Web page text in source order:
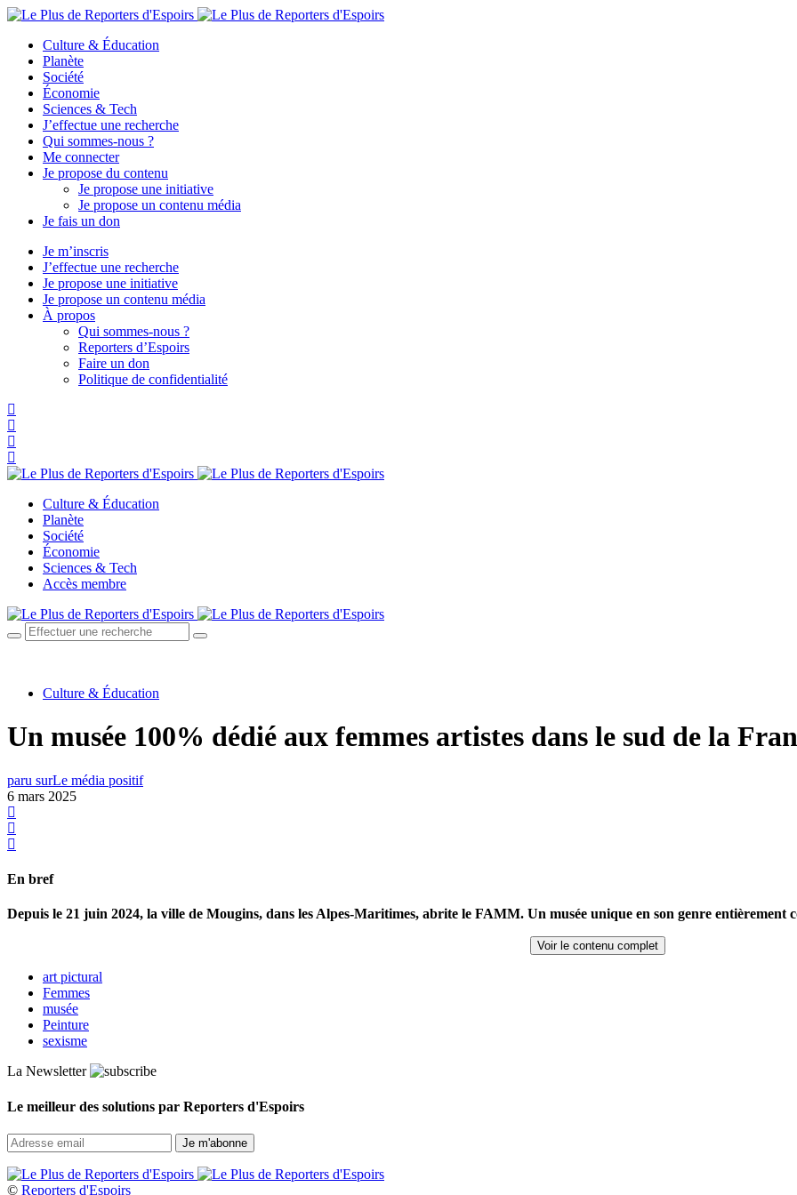
Culture & Éducation
Planète
Société
Économie
Sciences & Tech
J’effectue une recherche
Qui sommes-nous ?
Me connecter
Je propose du contenu
Je propose une initiative
Je propose un contenu média
Je fais un don
Je m’inscris
J’effectue une recherche
Je propose une initiative
Je propose un contenu média
À propos
Qui sommes-nous ?
Reporters d’Espoirs
Faire un don
Politique de confidentialité
Culture & Éducation
Planète
Société
Économie
Sciences & Tech
Accès membre
Culture & Éducation
Un musée 100% dédié aux femmes artistes dans le sud de la
paru surLe média positif
6 mars 2025
En bref
Depuis le 21 juin 2024, la ville de Mougins, dans les Alpes-Maritimes, abrite le FAMM. Un musée unique en son genre entièrement
Voir le contenu complet
art pictural
Femmes
musée
Peinture
sexisme
La Newsletter
Le meilleur des solutions par Reporters d'Espoirs
© Reporters d'Espoirs